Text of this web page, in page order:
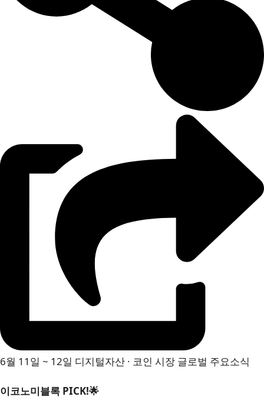
6월 11일 ~ 12일 디지털자산 · 코인 시장 글로벌 주요소식
이코노미블록 PICK!🌟